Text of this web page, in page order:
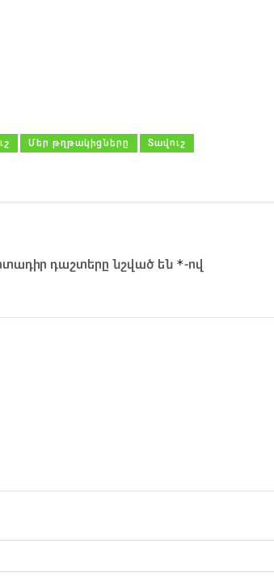
Մեր թղթակիցները Տավուշ
դաշտերը նշված են *-ով